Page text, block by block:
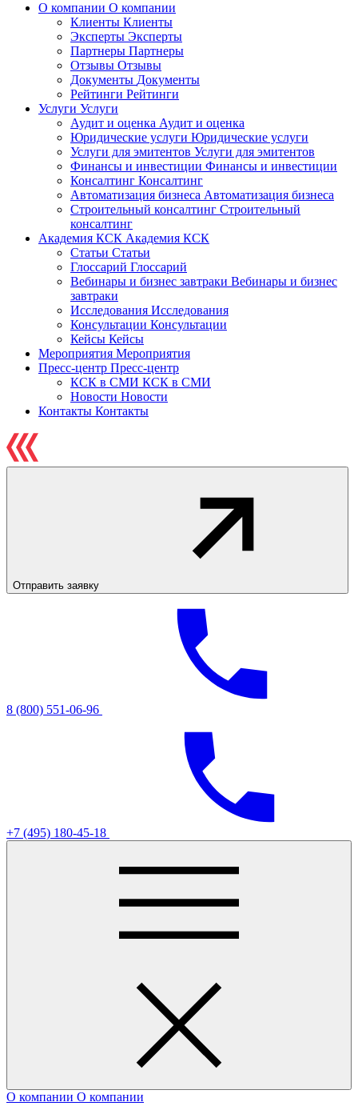
О компании О компании
Клиенты Клиенты
Эксперты Эксперты
Партнеры Партнеры
Отзывы Отзывы
Документы Документы
Рейтинги Рейтинги
Услуги Услуги
Аудит и оценка Аудит и оценка
Юридические услуги Юридические услуги
Услуги для эмитентов Услуги для эмитентов
Финансы и инвестиции Финансы и инвестиции
Консалтинг Консалтинг
Автоматизация бизнеса Автоматизация бизнеса
Строительный консалтинг Строительный
консалтинг
Академия КСК Академия КСК
Статьи Статьи
Глоссарий Глоссарий
Вебинары и бизнес завтраки Вебинары и бизнес
завтраки
Исследования Исследования
Консультации Консультации
Кейсы Кейсы
Мероприятия Мероприятия
Пресс-центр Пресс-центр
КСК в СМИ КСК в СМИ
Новости Новости
Контакты Контакты
Отправить заявку
8 (800) 551-06-96
+7 (495) 180-45-18
О компании О компании